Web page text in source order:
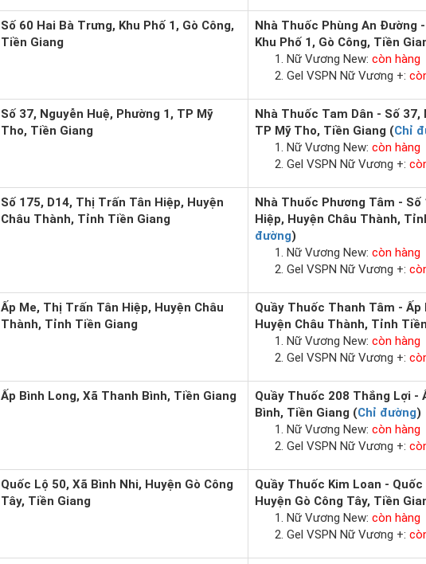
Số 60 Hai Bà Trưng, Khu Phố 1, Gò Công,
Tiền Giang
Nhà Thuốc Phùng An Đường
Khu Phố 1, Gò Công, Tiền
Nữ Vương New: còn hàng
Gel VSPN Nữ Vương +:
Số 37, Nguyễn Huệ, Phường 1, TP Mỹ
Tho, Tiền Giang
Nhà Thuốc Tam Dân - Số 37,
TP Mỹ Tho, Tiền Giang (Chỉ
Nữ Vương New: còn hàng
Gel VSPN Nữ Vương +:
Số 175, D14, Thị Trấn Tân Hiệp, Huyện
Châu Thành, Tỉnh Tiền Giang
Nhà Thuốc Phương Tâm -
Hiệp, Huyện Châu Thành,
đường)
Nữ Vương New: còn hàng
Gel VSPN Nữ Vương +:
Ấp Me, Thị Trấn Tân Hiệp, Huyện Châu
Thành, Tỉnh Tiền Giang
Quầy Thuốc Thanh Tâm -
Huyện Châu Thành, Tỉnh
Nữ Vương New: còn hàng
Gel VSPN Nữ Vương +:
Ấp Bình Long, Xã Thanh Bình, Tiền Giang
Quầy Thuốc 208 Thắng Lợi -
Bình, Tiền Giang (Chỉ đường)
Nữ Vương New: còn hàng
Gel VSPN Nữ Vương +:
Quốc Lộ 50, Xã Bình Nhi, Huyện Gò Công
Tây, Tiền Giang
Quầy Thuốc Kim Loan -
Huyện Gò Công Tây, Tiền
Nữ Vương New: còn hàng
Gel VSPN Nữ Vương +: